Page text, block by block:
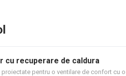
cu recuperare de caldura
proiectate pentru o ventilare de confort cu o